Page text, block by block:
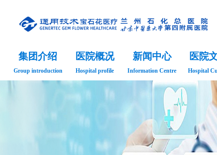
集团介绍
Group introduction
医院概况
Hospital profile
新闻中心
Information Centre
医院
Hospital